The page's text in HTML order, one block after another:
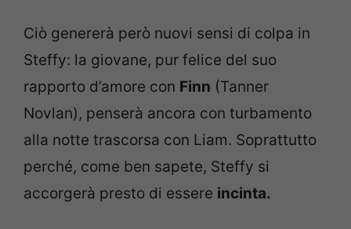
Ciò genererà però nuovi sensi di colpa in
Steffy: la giovane, pur felice del suo
rapporto d’amore con Finn (Tanner
Novlan), penserà ancora con turbamento
alla notte trascorsa con Liam. Soprattutto
perché, come ben sapete, Steffy si
accorgerà presto di essere incinta.